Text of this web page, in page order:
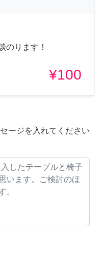
のります！
¥100
ージを入れてください